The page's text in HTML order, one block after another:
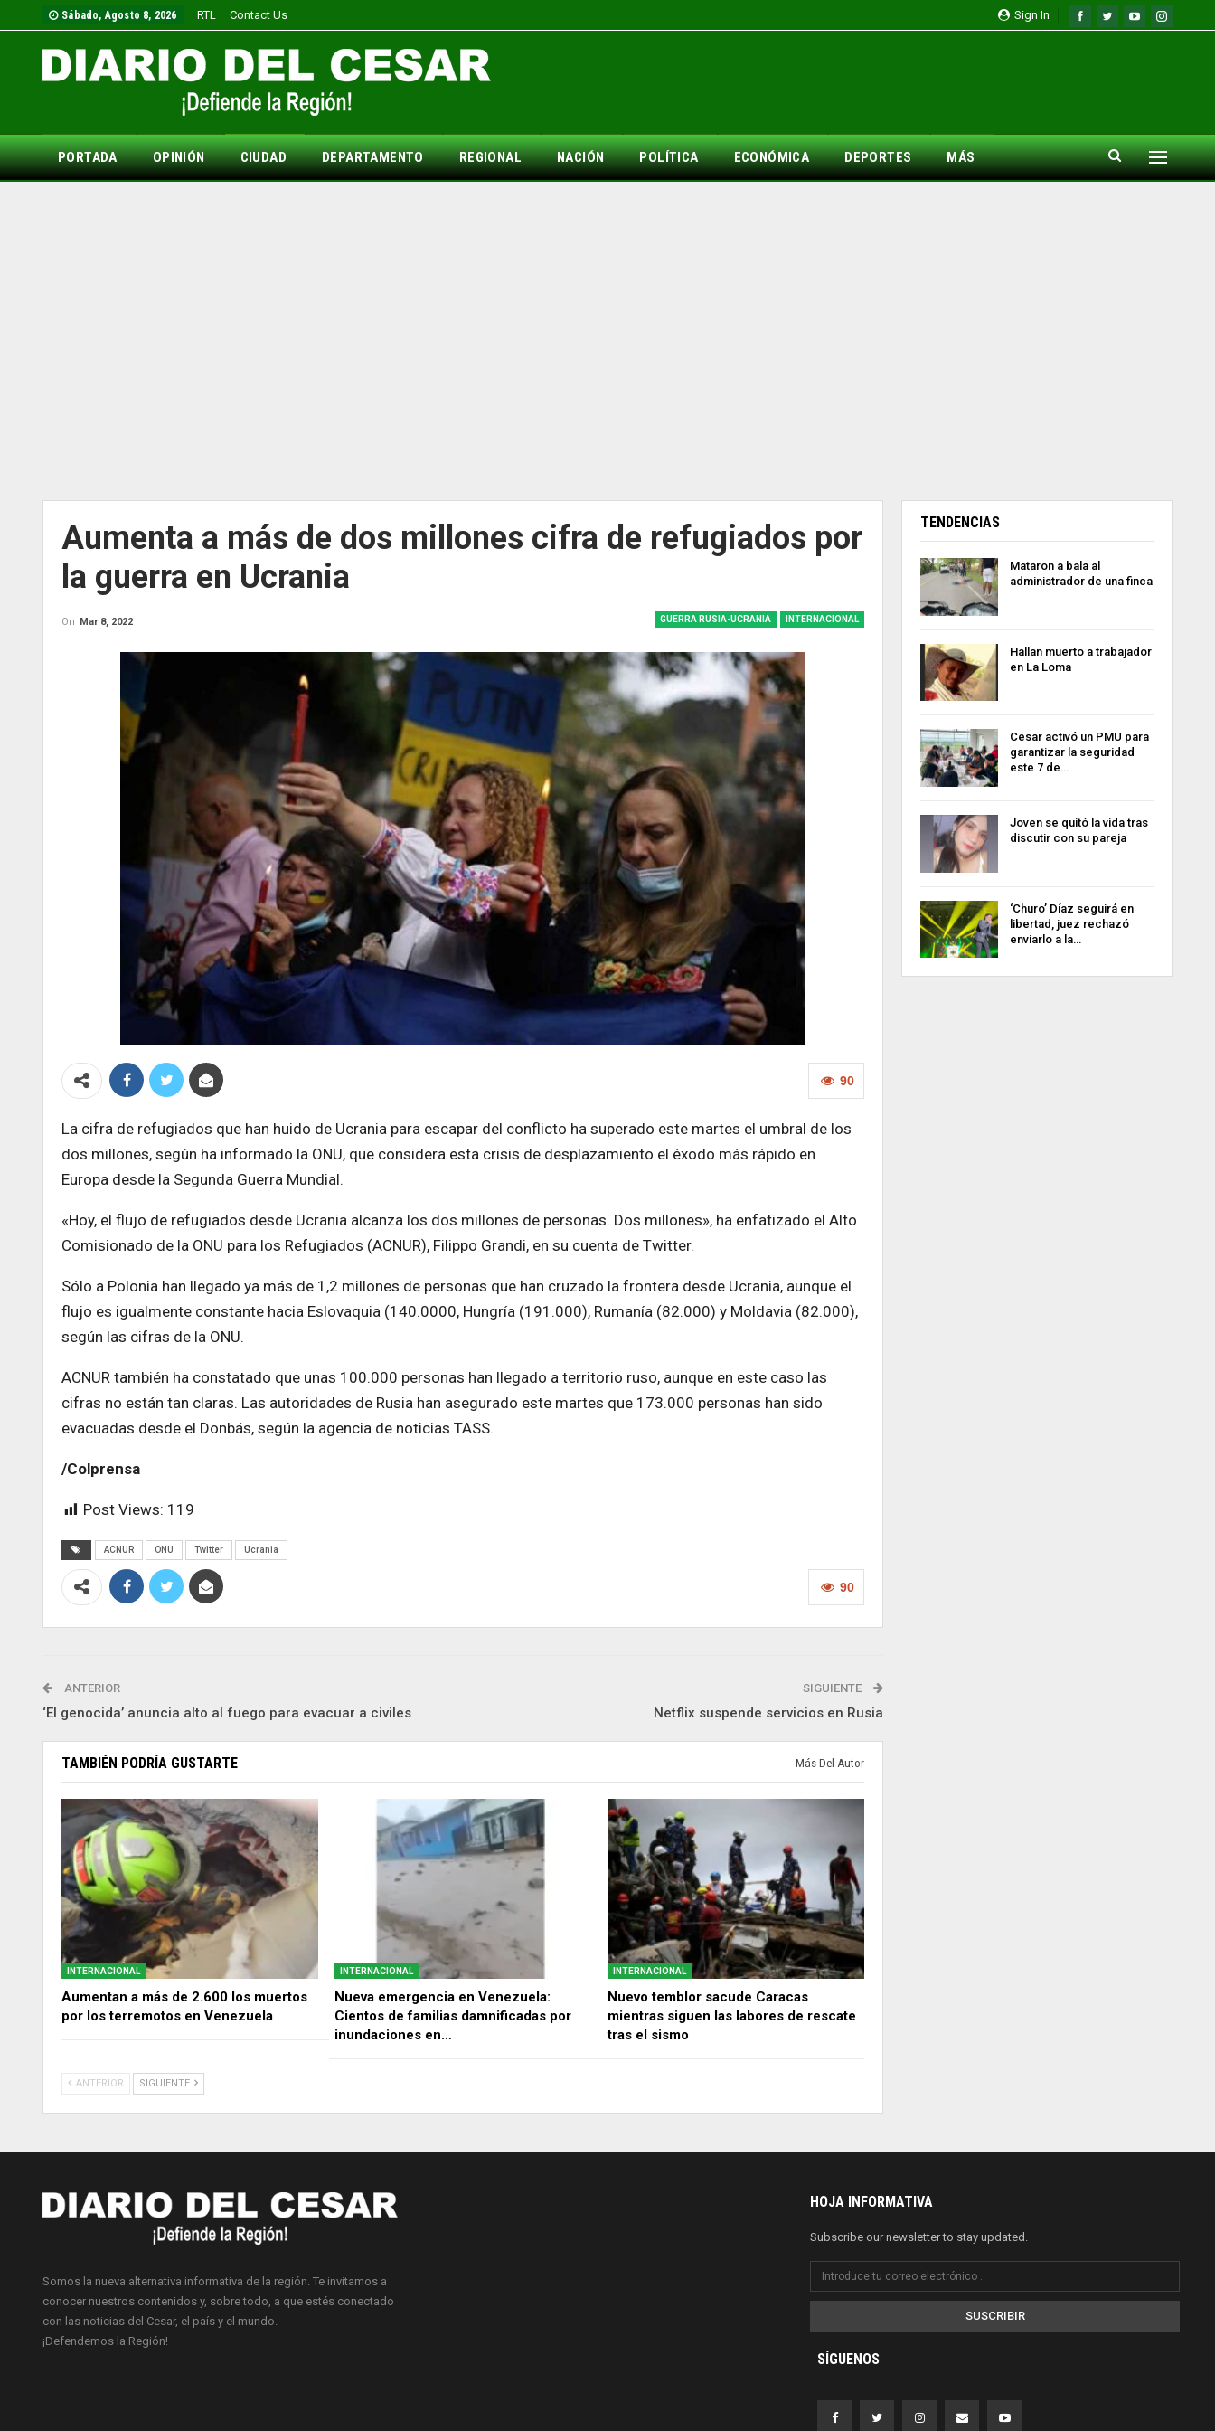
Sign In
Sábado, Agosto 8, 2026 RTL Contact Us
PORTADA OPINIÓN CIUDAD DEPARTAMENTO REGIONAL NACIÓN POLÍTICA ECONÓMICA DEPORTES MÁS
Aumenta a más de dos millones cifra de refugiados por
la guerra en Ucrania
GUERRA RUSIA-UCRANIA INTERNACIONAL
On Mar 8, 2022
90
La cifra de refugiados que han huido de Ucrania para escapar del conflicto ha superado este martes el umbral de los
dos millones, según ha informado la ONU, que considera esta crisis de desplazamiento el éxodo más rápido en
Europa desde la Segunda Guerra Mundial.
«Hoy, el flujo de refugiados desde Ucrania alcanza los dos millones de personas. Dos millones», ha enfatizado el Alto
Comisionado de la ONU para los Refugiados (ACNUR), Filippo Grandi, en su cuenta de Twitter.
Sólo a Polonia han llegado ya más de 1,2 millones de personas que han cruzado la frontera desde Ucrania, aunque el
flujo es igualmente constante hacia Eslovaquia (140.0000, Hungría (191.000), Rumanía (82.000) y Moldavia (82.000),
según las cifras de la ONU.
ACNUR también ha constatado que unas 100.000 personas han llegado a territorio ruso, aunque en este caso las
cifras no están tan claras. Las autoridades de Rusia han asegurado este martes que 173.000 personas han sido
evacuadas desde el Donbás, según la agencia de noticias TASS.
/Colprensa
Post Views: 119
ACNUR ONU Twitter Ucrania
90
ANTERIOR
‘El genocida’ anuncia alto al fuego para evacuar a civiles
SIGUIENTE
Netflix suspende servicios en Rusia
TAMBIÉN PODRÍA GUSTARTE Más Del Autor
INTERNACIONAL
Aumentan a más de 2.600 los muertos
por los terremotos en Venezuela
INTERNACIONAL
Nueva emergencia en Venezuela:
Cientos de familias damnificadas por
inundaciones en…
INTERNACIONAL
Nuevo temblor sacude Caracas
mientras siguen las labores de rescate
tras el sismo
ANTERIOR SIGUIENTE
TENDENCIAS
Mataron a bala al
administrador de una finca
Hallan muerto a trabajador
en La Loma
Cesar activó un PMU para
garantizar la seguridad
este 7 de…
Joven se quitó la vida tras
discutir con su pareja
‘Churo’ Díaz seguirá en
libertad, juez rechazó
enviarlo a la…
Somos la nueva alternativa informativa de la región. Te invitamos a
conocer nuestros contenidos y, sobre todo, a que estés conectado
con las noticias del Cesar, el país y el mundo.
¡Defendemos la Región!
HOJA INFORMATIVA
Subscribe our newsletter to stay updated.
SUSCRIBIR
SÍGUENOS